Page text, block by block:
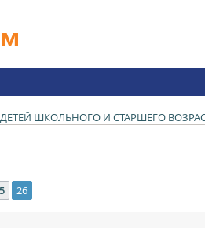
ШКОЛЬНОГО И СТАРШЕГО
26